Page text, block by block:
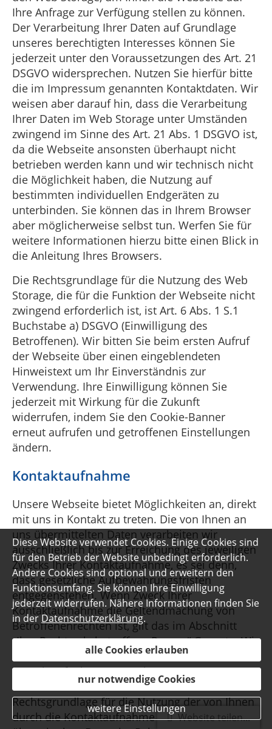
Ihre Anfrage zur Verfügung stellen zu können.
Der Verarbeitung Ihrer Daten auf Grundlage
unseres berechtigten Interesses können Sie
jederzeit unter den Voraussetzungen des Art. 21
DSGVO widersprechen. Nutzen Sie hierfür bitte
die im Impressum genannten Kontaktdaten. Wir
weisen aber darauf hin, dass die Verarbeitung
Ihrer Daten im Web Storage unter Umständen
zwingend im Sinne des Art. 21 Abs. 1 DSGVO ist,
da die Webseite ansonsten überhaupt nicht
betrieben werden kann und wir technisch nicht
die Möglichkeit haben, die Nutzung auf
bestimmten individuellen Endgeräten zu
unterbinden. Sie können das in Ihrem Browser
aber möglicherweise selbst tun. Werfen Sie für
weitere Informationen hierzu bitte einen Blick in
die Anleitung Ihres Browsers.
Die Rechtsgrundlage für die Nutzung des Web
Storage, die für die Funktion der Webseite nicht
zwingend erforderlich ist, ist Art. 6 Abs. 1 S.1
Buchstabe a) DSGVO (Einwilligung des
Betroffenen). Wir bitten Sie beim ersten Aufruf
der Webseite über einen eingeblendeten
Hinweistext um Ihr Einverständnis zur
Verwendung. Ihre Einwilligung können Sie
jederzeit mit Wirkung für die Zukunft
widerrufen, indem Sie den Cookie-Banner
erneut aufrufen und getroffenen Einstellungen
ändern.
Kontaktaufnahme
Unsere Webseite bietet Möglichkeiten an, direkt
mit uns in Kontakt zu treten. Die von Ihnen an
uns übermittelten Daten verarbeiten wir
ausschließlich bis zur Erreichung des jeweiligen
Zwecks Ihrer Kontaktaufnahme, es sei denn,
dass gesetzliche Aufbewahrungsfristen
entgegenstehen. Wenn Zweck Ihrer
Kontaktaufnahme die Geltendmachung von
Betroffenenrechten ist, gilt das im Abschnitt
„Ihre Rechte als betroffene Person“ Gesagte. Wir
verarbeiten sämtliche von Ihnen bei der
Kontaktaufnahme angegebenen Daten, z.B.
Ihren Namen und E-Mail-Adresse. Die
Rechtsgrundlage für die Nutzung der von Ihnen
durch die Kontaktaufnahme an uns
Diese Website verwendet Cookies. Einige Cookies sind
für den Betrieb der Website unbedingt erforderlich.
Andere Cookies sind optional und erweitern den
Funktionsumfang. Sie können Ihre Einwilligung
jederzeit widerrufen. Nähere Informationen finden Sie
in derDatenschutzerklärung.
alle Cookies erlauben
nur notwendige Cookies
weitere Einstellungen
Website teilen...